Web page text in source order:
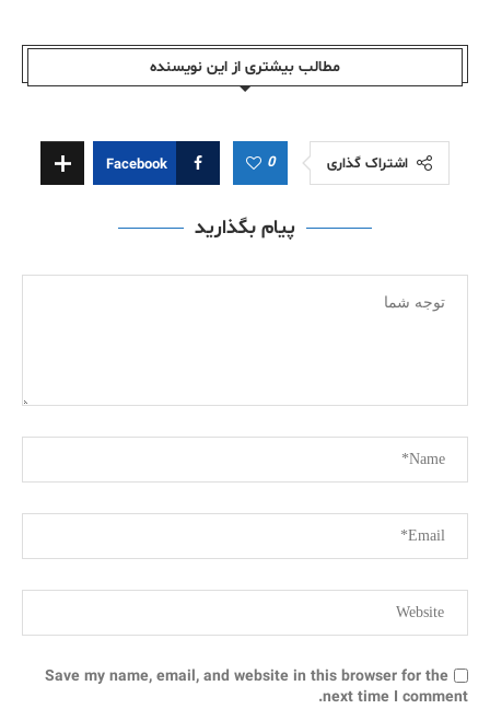
مطالب بیشتری از این نویسندە
اشتراک گذاری 0
Facebook
پیام بگذارید
Save my name, email, and website in this browser for the
next time I comment.